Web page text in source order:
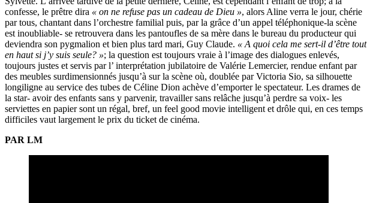
confesse, le prêtre dira « on ne refuse pas un cadeau de Dieu », alors Aline verra le jour, chérie
par tous, chantant dans l’orchestre familial puis, par la grâce d’un appel téléphonique-la scène
est inoubliable- se retrouvera dans les pantoufles de sa mère dans le bureau du producteur qui
deviendra son pygmalion et bien plus tard mari, Guy Claude. « A quoi cela me sert-il d’être tout
en haut si j’y suis seule? »; la question est toujours vraie à l’image des dialogues enlevés,
toujours justes et servis par l’ interprétation jubilatoire de Valérie Lemercier, rendue enfant par
des meubles surdimensionnés jusqu’à sur la scène où, doublée par Victoria Sio, sa silhouette
longiligne au service des tubes de Céline Dion achève d’emporter le spectateur. Les drames de
la star- avoir des enfants sans y parvenir, travailler sans relâche jusqu’à perdre sa voix- les
serviettes en papier sont un régal, bref, un feel good movie intelligent et drôle qui, en ces temps
difficiles vaut largement le prix du ticket de cinéma.
PAR LM